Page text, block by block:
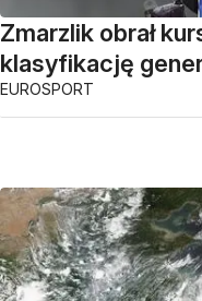
Zmarzlik obrał
klasyfikację
EUROSPORT